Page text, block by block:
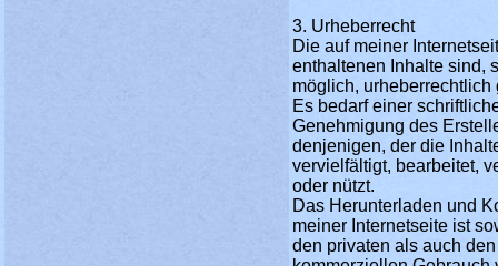
3. Urheberrecht
Die auf meiner
enthaltenen Inhalte sind,
möglich, urheberrechtlich
Es bedarf einer
Genehmigung des
denjenigen, der die
vervielfältigt, bearbeitet,
oder nützt.
Das Herunterladen und
meiner Internetseite ist
den privaten als auch den